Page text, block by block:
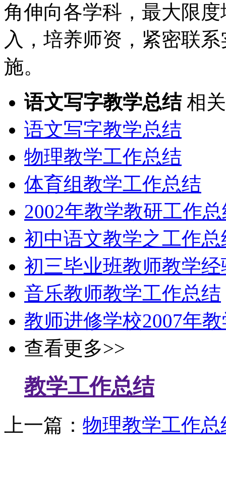
角伸向各学科，最大限
入，培养师资，紧密联
施。
语文写字教学总结相
语文写字教学总结
物理教学工作总结
体育组教学工作总结
2002年教学教研工作
初中语文教学之工作总
初三毕业班教师教学
音乐教师教学工作总结
教师进修学校2007年
查看更多>>
教学工作总结
上一篇： 物理教学工作总